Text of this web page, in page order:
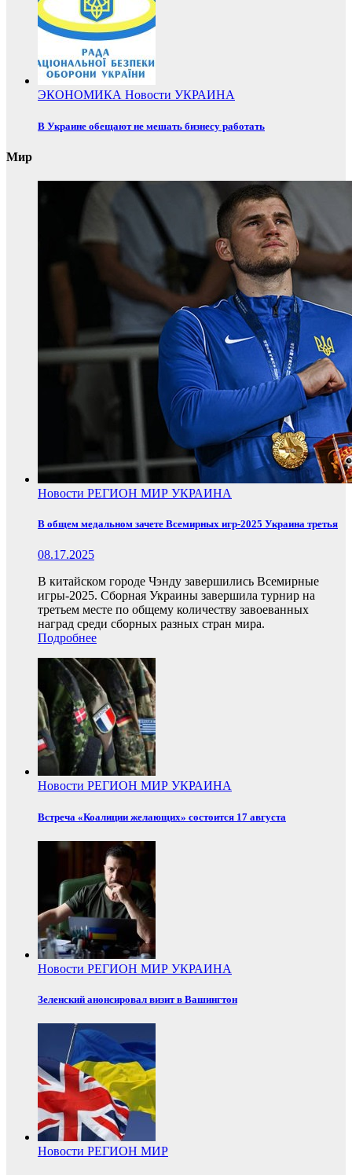
ЭКОНОМИКА Новости УКРАИНА
В Украине обещают не мешать бизнесу работать
Мир
Новости РЕГИОН МИР УКРАИНА
В общем медальном зачете Всемирных игр-2025 Украина третья
08.17.2025
В китайском городе Чэнду завершились Всемирные
игры-2025. Сборная Украины завершила турнир на
третьем месте по общему количеству завоеванных
наград среди сборных разных стран мира.
Подробнее
Новости РЕГИОН МИР УКРАИНА
Встреча «Коалиции желающих» состоится 17 августа
Новости РЕГИОН МИР УКРАИНА
Зеленский анонсировал визит в Вашингтон
Новости РЕГИОН МИР